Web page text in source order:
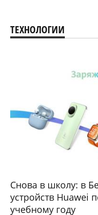
ТЕХНОЛОГИИ
Снова в школу: в
устройств Huawei
учебному году